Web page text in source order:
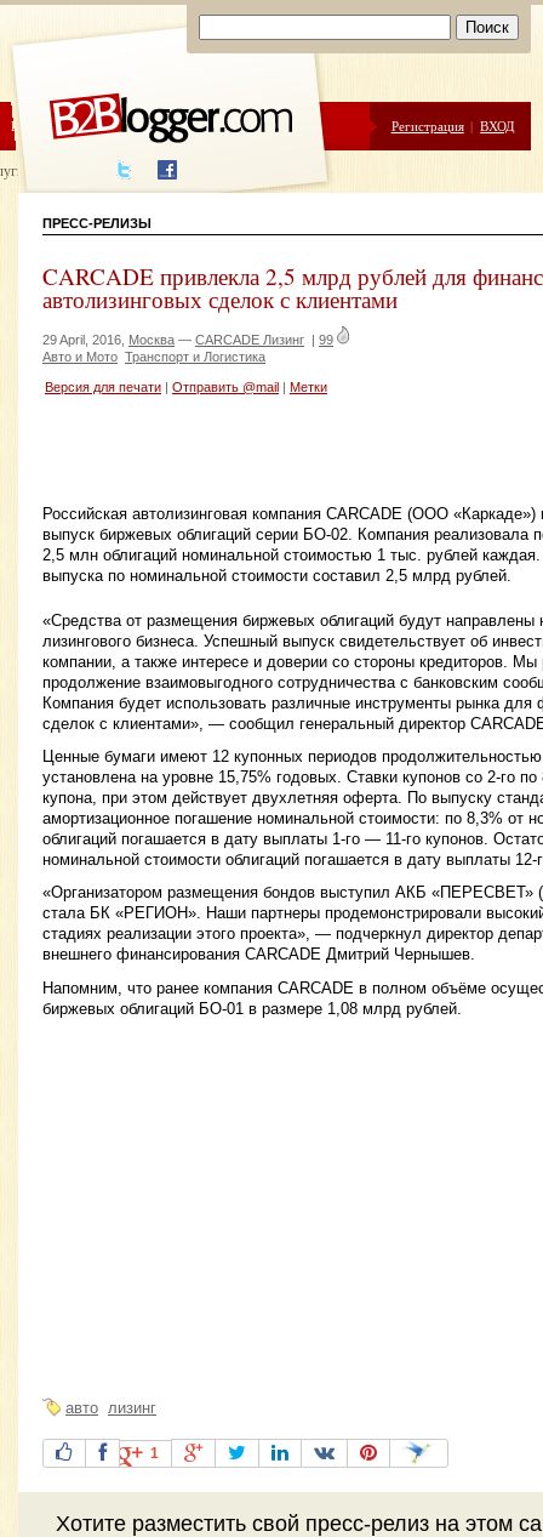
ЦЕНЫ ПОМОЩЬ Регистрация | ВХОД
написания
ПРЕСС-РЕЛИЗЫ
CARCADE привлекла 2,5 млрд рублей для
автолизинговых сделок с клиентами
29 April, 2016, Москва — CARCADE Лизинг | 99
Авто и Мото Транспорт и Логистика
Версия для печати Отправить @mail Метки
Российская автолизинговая компания CARCADE (ООО
выпуск биржевых облигаций серии БО-02. Компания реализовала
2,5 млн облигаций номинальной стоимостью 1 тыс. рублей
выпуска по номинальной стоимости составил 2,5 млрд рублей.
«Средства от размещения биржевых облигаций будут направлены
лизингового бизнеса. Успешный выпуск свидетельствует об
компании, а также интересе и доверии со стороны кредиторов.
продолжение взаимовыгодного сотрудничества с банковским
Компания будет использовать различные инструменты рынка для
сделок с клиентами», — сообщил генеральный директор
Ценные бумаги имеют 12 купонных периодов
установлена на уровне 15,75% годовых. Ставки купонов со 2-го по
купона, при этом действует двухлетняя оферта. По выпуску
амортизационное погашение номинальной стоимости: по 8,3% от
облигаций погашается в дату выплаты 1-го — 11-го купонов.
номинальной стоимости облигаций погашается в дату выплаты 12-
«Организатором размещения бондов выступил АКБ «ПЕРЕСВЕТ»
стала БК «РЕГИОН». Наши партнеры продемонстрировали
стадиях реализации этого проекта», — подчеркнул директор
внешнего финансирования CARCADE Дмитрий Чернышев.
Напомним, что ранее компания CARCADE в полном объёме
биржевых облигаций БО-01 в размере 1,08 млрд рублей.
авто лизинг
1
Хотите разместить свой пресс-релиз на этом